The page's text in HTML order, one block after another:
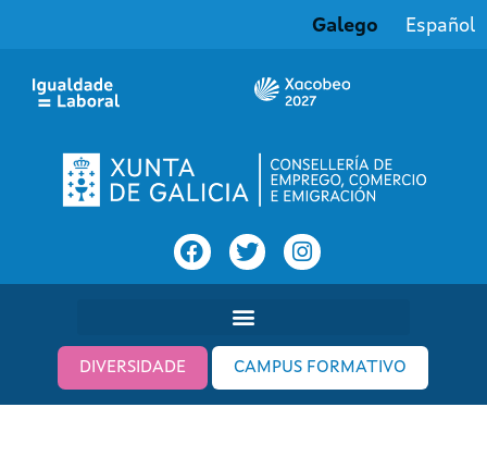
Galego Español
DIVERSIDADE CAMPUS FORMATIVO